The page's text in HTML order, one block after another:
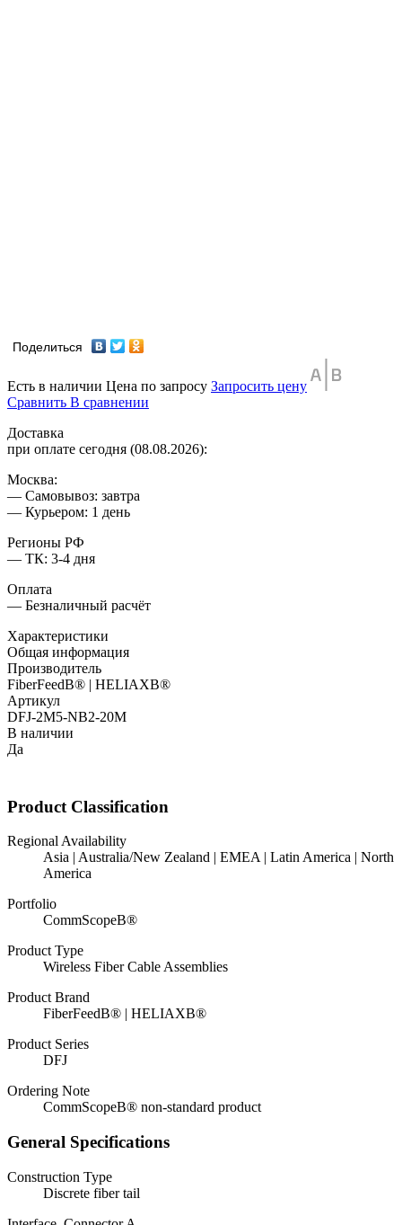
Поделиться
Есть в наличии Цена по запросу Запросить цену
Сравнить В сравнении
Доставка
при оплате сегодня (08.08.2026):
Москва:
— Самовывоз: завтра
— Курьером: 1 день
Регионы РФ
— ТК: 3-4 дня
Оплата
— Безналичный расчёт
Характеристики
Общая информация
Производитель
FiberFeedВ® | HELIAXВ®
Артикул
DFJ-2M5-NB2-20M
В наличии
Да
Product Classification
Regional Availability
Asia | Australia/New Zealand | EMEA | Latin America | North
America
Portfolio
CommScopeВ®
Product Type
Wireless Fiber Cable Assemblies
Product Brand
FiberFeedВ® | HELIAXВ®
Product Series
DFJ
Ordering Note
CommScopeВ® non-standard product
General Specifications
Construction Type
Discrete fiber tail